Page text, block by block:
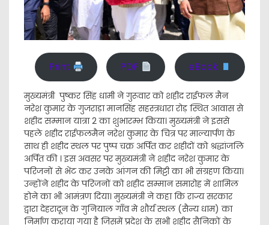
Print PDF eBook
मुख्यमंत्री पुष्कर सिंह धामी ने गुरूवार को शहीद राईफल मैन
नरेश कुमार के गुजराड़ा मानसिंह सहस्त्रधारा रोड़ स्थित आवास से
शहीद सम्मान यात्रा 2 का शुभारम्भ किया। मुख्यमंत्री ने इससे
पहले शहीद राईफलमैन नरेश कुमार के चित्र पर माल्यार्पण के
साथ ही शहीद स्थल पर पुष्प चक्र अर्पित कर शहीदों को श्रद्धांजलि
अर्पित की । इस अवसर पर मुख्यमंत्री ने शहीद नरेश कुमार के
परिजनों से भेंट कर उनके आंगन की मिट्टी का भी संग्रहण किया।
उन्होंने शहीद के परिजनों को शहीद सम्मान समारोह में शामिल
होने का भी आमंत्रण दिया। मुख्यमंत्री ने कहा कि राज्य सरकार
द्वारा देहरादून के गुनियाल गाँव मे शौर्य स्थल (सैन्य धाम) का
निर्माण कराया गया है जिसमें प्रदेश के सभी शहीद सैनिकों के